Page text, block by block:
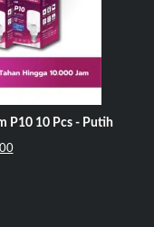
P10 10 Pcs - Putih
Harga